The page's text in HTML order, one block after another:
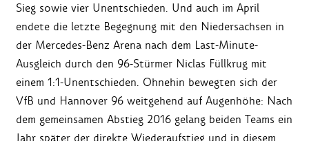
Sieg sowie vier Unentschieden. Und auch im April
endete die letzte Begegnung mit den Niedersachsen in
der Mercedes-Benz Arena nach dem Last-Minute-
Ausgleich durch den 96-Stürmer Niclas Füllkrug mit
einem 1:1-Unentschieden. Ohnehin bewegten sich der
VfB und Hannover 96 weitgehend auf Augenhöhe: Nach
dem gemeinsamen Abstieg 2016 gelang beiden Teams ein
Jahr später der direkte Wiederaufstieg und in diesem